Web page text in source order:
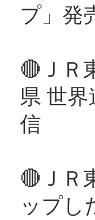
プ」発
🔴ＪＲ
県 世
信
🔴ＪＲ
ップし